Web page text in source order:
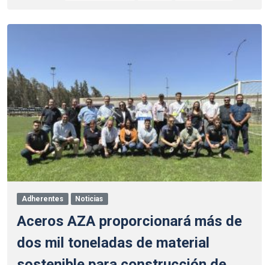
Adherentes Noticias
Aceros AZA proporcionará más de
dos mil toneladas de material